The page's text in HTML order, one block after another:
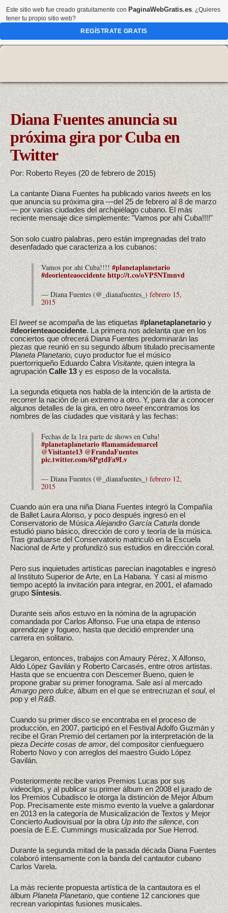
Diana Fuentes anuncia su
próxima gira por Cuba en
Twitter
Por: Roberto Reyes (20 de febrero de 2015)
La cantante Diana Fuentes ha publicado varios tweets en los
que anuncia su próxima gira —del 25 de febrero al 8 de marzo
— por varias ciudades del archipiélago cubano. El más
reciente mensaje dice simplemente: "Vamos por ahi Cuba!!!!"
Son solo cuatro palabras, pero están impregnadas del trato
desenfadado que caracteriza a los cubanos:
Vamos por ahi Cuba!!!!#planetaplanetario
#deorienteaoccidentehttp://t.co/oVP5NTmnvd
— Diana Fuentes (@_dianafuentes_)febrero 15,
2015
Eltweetse acompaña de las etiquetas#planetaplanetarioy
#deorienteaoccidente. La primera nos adelanta que en los
conciertos que ofrecerá Diana Fuentes predominarán las
piezas que reunió en su segundo álbum titulado precisamente
Planeta Planetario, cuyo productor fue el músico
puertorriqueño Eduardo CabraVisitante, quien integra la
agrupaciónCalle 13y es esposo de la vocalista.
La segunda etiqueta nos habla de la intención de la artista de
recorrer la nación de un extremo a otro. Y, para dar a conocer
algunos detalles de la gira, en otrotweetencontramos los
nombres de las ciudades que visitará y las fechas:
Fechas de la 1ra parte de shows en Cuba!
#planetaplanetario#lamamádemarcel
@Visitante13 @FrandaFuentes
pic.twitter.com/6PgtdFa9Lv
— Diana Fuentes (@_dianafuentes_)febrero 12,
2015
Cuando aún era una niña Diana Fuentes integró la Compañía
de Ballet Laura Alonso, y poco después ingresó en el
Conservatorio de MúsicaAlejandro García Caturladonde
estudió piano básico, dirección de coro y teoría de la música.
Tras graduarse del Conservatorio matriculó en la Escuela
Nacional de Arte y profundizó sus estudios en dirección coral.
Pero sus inquietudes artísticas parecían inagotables e ingresó
al Instituto Superior de Arte, en La Habana. Y casi al mismo
tiempo aceptó la invitación para integrar, en 2001, el afamado
grupoSíntesis.
Durante seis años estuvo en la nómina de la agrupación
comandada por Carlos Alfonso. Fue una etapa de intenso
aprendizaje y fogueo, hasta que decidió emprender una
carrera en solitario.
Llegaron, entonces, trabajos con Amaury Pérez, X Alfonso,
Aldo López Gavilán y Roberto Carcasés, entre otros artistas.
Hasta que se encuentra con Descemer Bueno, quien le
propone grabar su primer fonograma. Sale así al mercado
Amargo pero dulce, álbum en el que se entrecruzan elsoul, el
pop y elR&B.
Cuando su primer disco se encontraba en el proceso de
producción, en 2007, participó en el Festival Adolfo Guzmán y
recibe el Gran Premio del certamen por la interpretación de la
piezaDecirte cosas de amor, del compositor cienfueguero
Roberto Novo y con arreglos del maestro Guido López
Gavilán.
Posteriormente recibe varios Premios Lucas por sus
videoclips, y al publicar su primer álbum en 2008 el jurado de
los Premios Cubadisco le otorga la distinción de Mejor Álbum
Pop. Precisamente este mismo evento la vuelve a galardonar
en 2013 en la categoría de Musicalización de Textos y Mejor
Concierto Audiovisual por la obraUp into the silence, con
poesía de E.E. Cummings musicalizada por Sue Herrod.
Durante la segunda mitad de la pasada década Diana Fuentes
colaboró intensamente con la banda del cantautor cubano
Carlos Varela.
La más reciente propuesta artística de la cantautora es el
álbumPlaneta Planetario, que contiene 12 canciones que
recrean variopintas fusiones musicales.
Este sitio web fue creado gratuitamente con PaginaWebGratis.es. ¿Quieres
tener tu propio sitio web?
REGÍSTRATE GRATIS